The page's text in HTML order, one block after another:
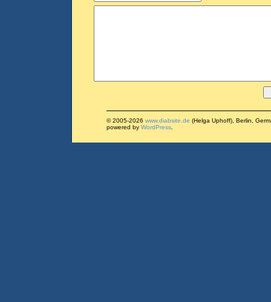
© 2005-2026 www.diabsite.de (Helga Uphoff), Berlin,
powered by WordPress.